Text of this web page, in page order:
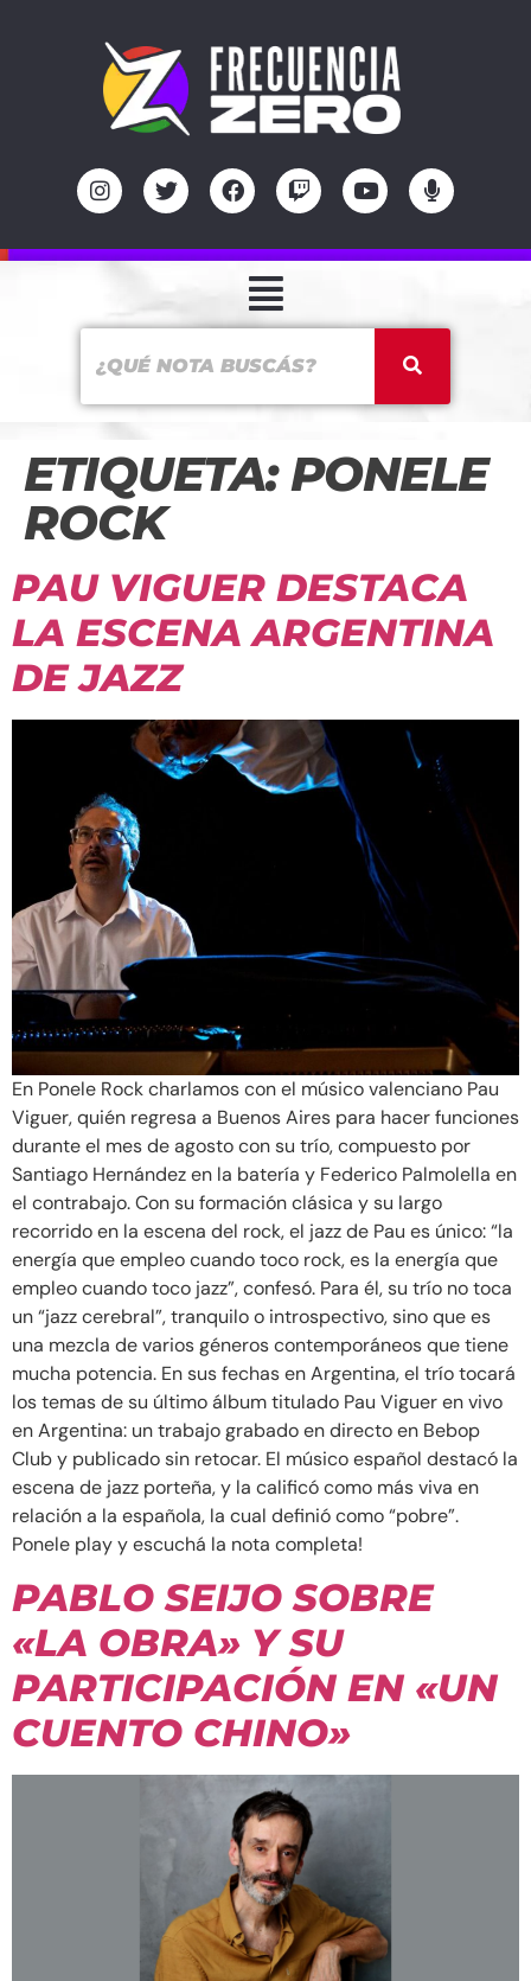
ETIQUETA: PONELE
ROCK
PAU VIGUER DESTACA
LA ESCENA ARGENTINA
DE JAZZ
En Ponele Rock charlamos con el músico valenciano Pau
Viguer, quién regresa a Buenos Aires para hacer funciones
durante el mes de agosto con su trío, compuesto por
Santiago Hernández en la batería y Federico Palmolella en
el contrabajo. Con su formación clásica y su largo
recorrido en la escena del rock, el jazz de Pau es único: “la
energía que empleo cuando toco rock, es la energía que
empleo cuando toco jazz”, confesó. Para él, su trío no toca
un “jazz cerebral”, tranquilo o introspectivo, sino que es
una mezcla de varios géneros contemporáneos que tiene
mucha potencia. En sus fechas en Argentina, el trío tocará
los temas de su último álbum titulado Pau Viguer en vivo
en Argentina: un trabajo grabado en directo en Bebop
Club y publicado sin retocar. El músico español destacó la
escena de jazz porteña, y la calificó como más viva en
relación a la española, la cual definió como “pobre”.
Ponele play y escuchá la nota completa!
PABLO SEIJO SOBRE
«LA OBRA» Y SU
PARTICIPACIÓN EN «UN
CUENTO CHINO»